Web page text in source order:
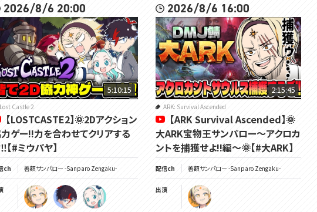
2026/8/6 20:00
5:10:15
Lost Castle 2
【LOSTCASTE2】🌞2Dアクション
ゲー!!力を合わせてクリアする
【#ミウパヤ】
ch 善額サンパロー -Sanparo Zengaku-
2026/8/6 16:00
2:15:45
ARK: Survival Ascended
【ARK Survival Ascended】🌞
大ARK宝物王サンパロー～アクロカ
ントを捕獲せよ!!編～🌞【#大ARK】
配信ch 善額サンパロー -Sanparo Zengaku-
出演